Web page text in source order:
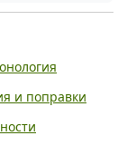
и поправки